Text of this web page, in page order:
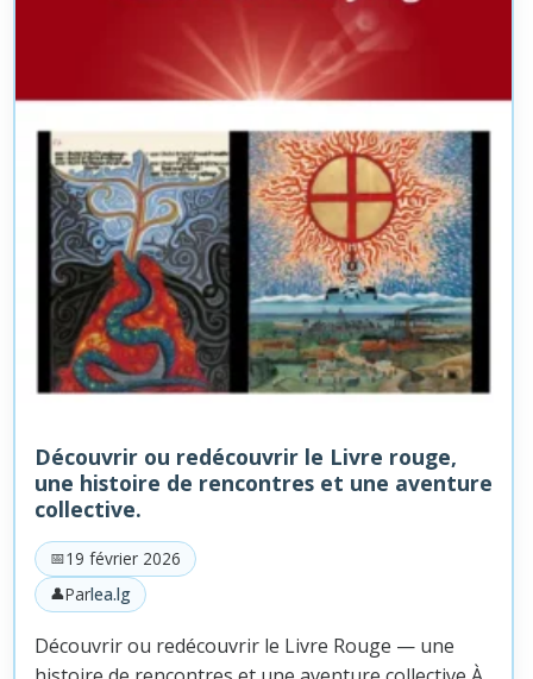
Découvrir ou redécouvrir le Livre rouge,
une histoire de rencontres et une aventure
collective.
19 février 2026
Parlea.lg
Découvrir ou redécouvrir le Livre Rouge — une